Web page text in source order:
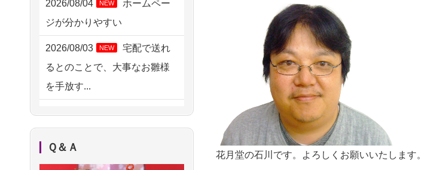
花月堂の石川です。よろしくお願いいたします。
2026/08/06 10:06
茨城県の方からお申込み
2026/08/06 09:17
三重県の方からお申込み
横浜市の方からお申込み
2026/08/05 15:07
2026/08/04 NEW
ホームペー
ジが分かりやすい
2026/08/03 NEW
宅配で送れ
るとのことで、大事なお雛様
を手放す...
複数拝見し、直観的に良い感
じがしま...
Ｑ＆Ａ